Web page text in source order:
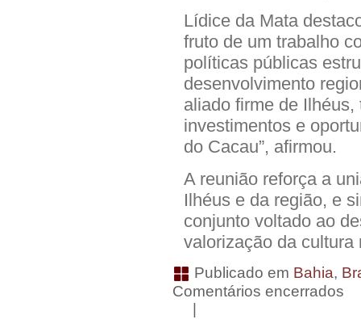
Lídice da Mata
fruto de um trabalho
políticas públicas
desenvolvimento
aliado firme de
investimentos e
do Cacau”, afirmou.
A reunião reforça a
Ilhéus e da região, e
conjunto voltado ao
valorização da cultura
Publicado em Bahia,
Comentários encerrados